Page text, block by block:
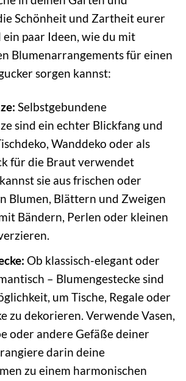
Schönheit und Zartheit eurer
ein paar Ideen, wie du mit
Blumenarrangements für einen
sorgen kannst:
Selbstgebundene
sind ein echter Blickfang und
Wanddeko oder als
für die Braut verwendet
sie aus frischen oder
Blumen, Blättern und Zweigen
Bändern, Perlen oder kleinen
Ob klassisch-elegant oder
– Blumengestecke sind
um Tische, Regale oder
zu dekorieren. Verwende Vasen,
oder andere Gefäße deiner
darin deine
zu einem harmonischen